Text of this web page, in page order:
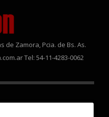
de Zamora, Pcia. de Bs. As.
Tel: 54-11-4283-0062